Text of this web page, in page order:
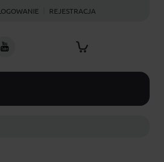
REJESTRACJA